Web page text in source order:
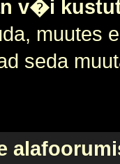
v�i
muutes
seda